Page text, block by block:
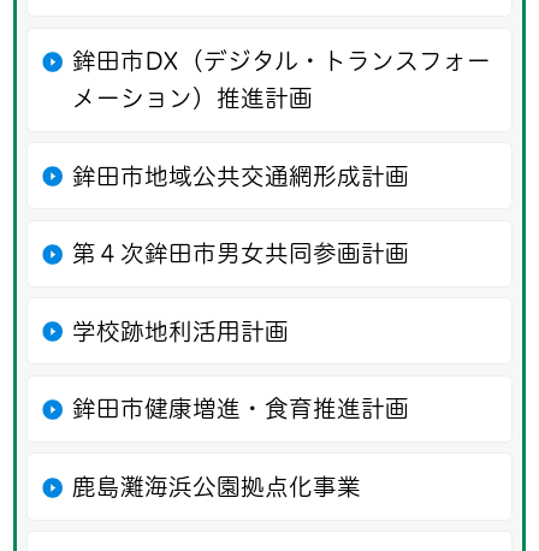
鉾田市DX（デジタル・トランスフォー
メーション）推進計画
鉾田市地域公共交通網形成計画
第４次鉾田市男女共同参画計画
学校跡地利活用計画
鉾田市健康増進・食育推進計画
鹿島灘海浜公園拠点化事業